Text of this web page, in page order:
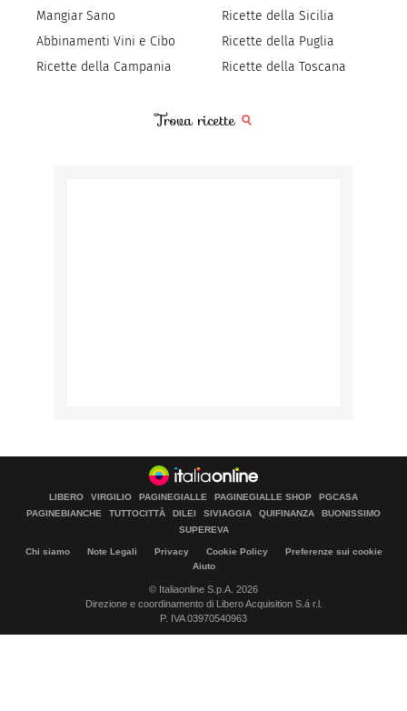
Mangiar Sano
Abbinamenti Vini e Cibo
Ricette della Campania
Ricette della Sicilia
Ricette della Puglia
Ricette della Toscana
Trova ricette
LIBERO VIRGILIO PAGINEGIALLE PAGINEGIALLE SHOP
PGCASA
PAGINEBIANCHE
TUTTOCITTÀ DILEI SIVIAGGIA QUIFINANZA
BUONISSIMO
SUPEREVA
Chi siamo Note Legali Privacy Cookie Policy
Preferenze sui cookie
Aiuto
© Italiaonline S.p.A. 2026
Direzione e coordinamento di Libero Acquisition S.á r.l.
P. IVA 03970540963